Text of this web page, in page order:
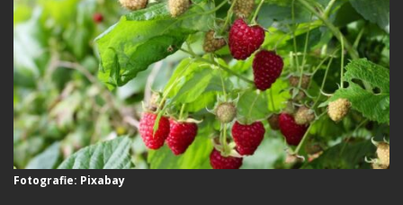
Fotografie: Pixabay